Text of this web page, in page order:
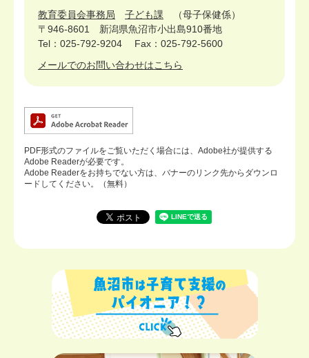
教育委員会事務局 子ども課
母子保健係
〒946-8601
新潟県魚沼市小出島910番地
Tel：025-792-9204
Fax：025-792-5600
メールでのお問い合わせはこちら
PDF形式のファイルをご覧いただく場合には、Adobe社が提供する
Adobe Readerが必要です。
Adobe Readerをお持ちでない方は、バナーのリンク先からダウンロ
ードしてください。（無料）